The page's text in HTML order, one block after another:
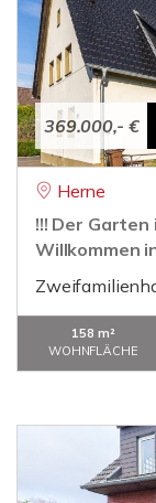
369.000,- €
Herne
!!! Der
Willkommen
158 m²
WOHNFLÄCHE